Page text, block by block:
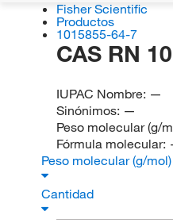
Fisher Scientific
Productos
1015855-64-7
CAS RN
IUPAC Nombre: —
Sinónimos: —
Peso molecular (g/
Fórmula molecular:
Peso molecular (g/mol)
Cantidad